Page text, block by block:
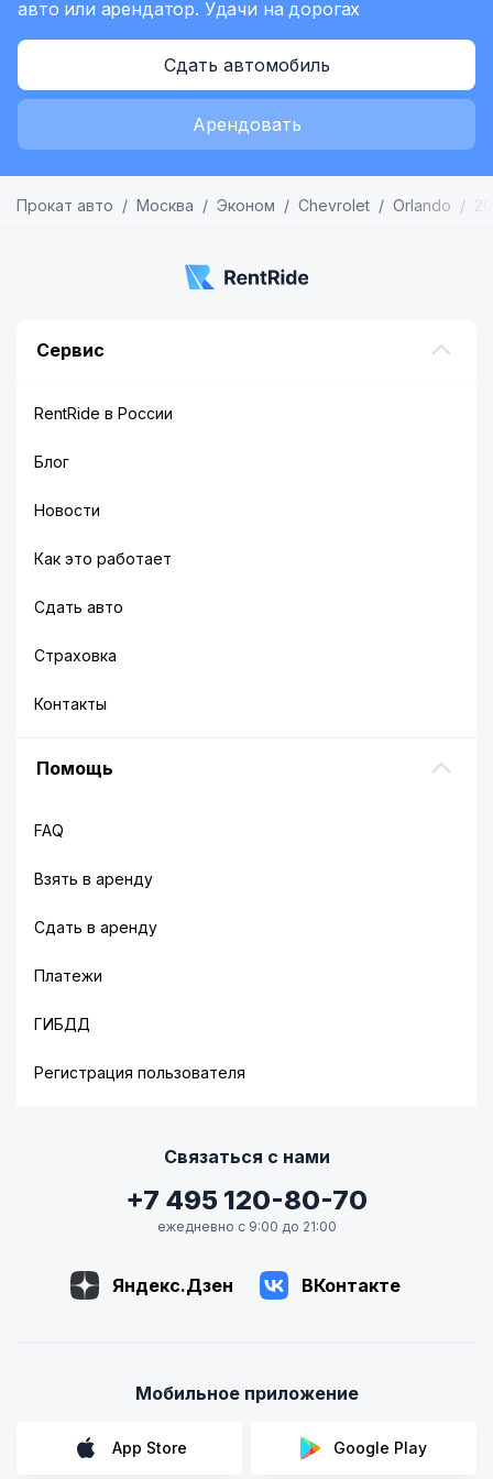
авто или арендатор. Удачи на дорогах
Сдать автомобиль
Арендовать
Прокат авто Москва Эконом Chevrolet Orlando
Сервис
RentRide в России
Блог
Новости
Как это работает
Сдать авто
Страховка
Контакты
Помощь
FAQ
Взять в аренду
Сдать в аренду
Платежи
ГИБДД
Регистрация пользователя
Связаться с нами
+7 495 120-80-70
ежедневно с 9:00 до 21:00
Яндекс.Дзен ВКонтакте
Мобильное приложение
App Store Google Play